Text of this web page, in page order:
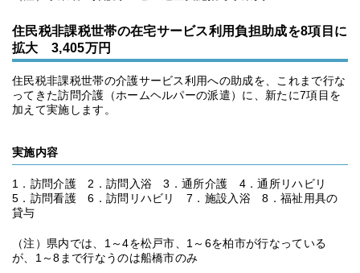
住民税非課税世帯の在宅サービス利用負担助成を8項目に
拡大 3,405万円
住民税非課税世帯の介護サービス利用への助成を、これまで行な
ってきた訪問介護（ホームヘルパーの派遣）に、新たに7項目を
加えて実施します。
実施内容
1．訪問介護 2．訪問入浴 3．通所介護 4．通所リハビリ
5．訪問看護 6．訪問リハビリ 7．施設入浴 8．福祉用具の
貸与
（注）県内では、1～4を松戸市、1～6を柏市が行なっている
が、1～8まで行なうのは船橋市のみ